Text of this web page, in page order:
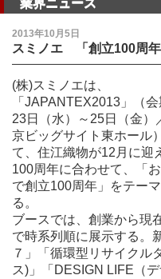
業界ニュース
2013年10月5日
スミノエ 「創立100周
(株)スミノエは、
「JAPANTEX2013」（会
23日（水）～25日（金）
京ビッグサイト東ホール
て、住江織物が12月に迎
100周年に合わせて、「
で創立100周年」をテー
る。
ブースでは、創業から現
で時系列順に展示する。
７」「循環型リサイクル
ス)」「DESIGN LIFE（